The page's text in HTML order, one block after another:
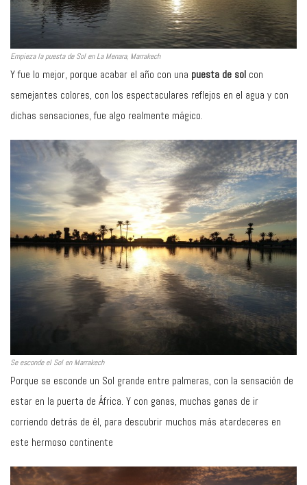
Empieza la puesta de Sol en La Menara, Marrakech
Y fue lo mejor, porque acabar el año con una puesta de sol con
semejantes colores, con los espectaculares reflejos en el agua y con
dichas sensaciones, fue algo realmente mágico.
Se esconde el Sol en Marrakech
Porque se esconde un Sol grande entre palmeras, con la sensación de
estar en la puerta de África. Y con ganas, muchas ganas de ir
corriendo detrás de él, para descubrir muchos más atardeceres en
este hermoso continente